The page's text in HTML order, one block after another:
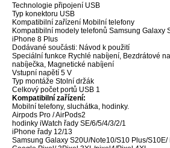
Technologie připojení USB
Typ konektoru USB
Kompatibilní zařízení Mobilní telefony
Kompatibilní modely telefonů Samsung Galaxy
iPhone 8 Plus
Dodávané součásti: Návod k použití
Speciální funkce Rychlé nabíjení, Bezdrátové
nabíječka, Magnetické nabíjení
Vstupní napětí 5 V
Typ montáže Stolní držák
Celkový počet portů USB 1
Kompatibilní zařízení:
Mobilní telefony, sluchátka, hodinky.
Airpods Pro / AirPods2
hodinky iWatch řady SE/6/5/4/3/2/1
iPhone řady 12/13
Samsung Galaxy S20U/Note10/S10 Plus/